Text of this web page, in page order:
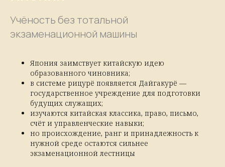
Учёность без тотальной
экзаменационной машины
Япония заимствует китайскую идею
образованного чиновника;
в системе рицурё появляется Дайгакурё —
государственное учреждение для подготовки
будущих служащих;
изучаются китайская классика, право, письмо,
счёт и управленческие навыки;
но происхождение, ранг и принадлежность к
нужной среде остаются сильнее
экзаменационной лестницы